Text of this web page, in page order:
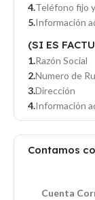
Teléfono fijo
Información
(SI ES
Razón Social
Numero de
Dirección
Información
Contamos
Cuenta